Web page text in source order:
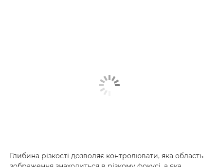
Глибина різкості дозволяє контролювати, яка область